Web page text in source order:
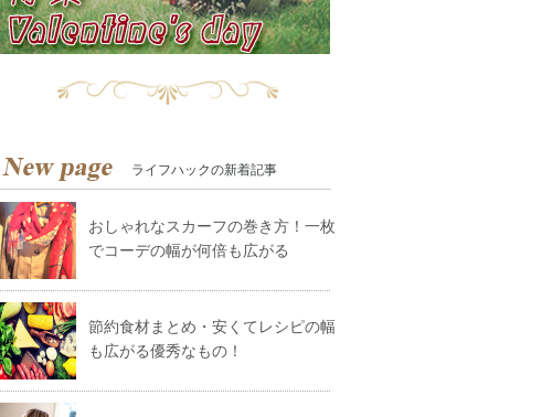
ライフハックの新着記事
おしゃれなスカーフの巻き方！一枚
でコーデの幅が何倍も広がる
節約食材まとめ・安くてレシピの幅
も広がる優秀なもの！